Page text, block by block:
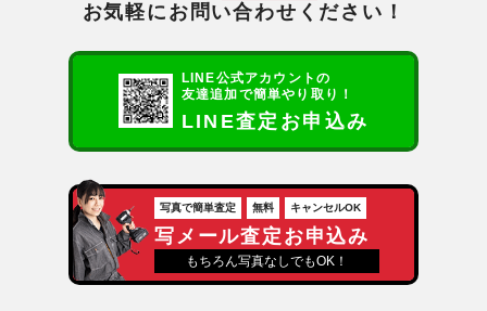
お気軽にお問い合わせください！
LINE公式アカウントの
友達追加で簡単やり取り！
LINE査定お申込み
写真で簡単査定 無料 キャンセルOK
写メール査定お申込み
もちろん写真なしでもOK！